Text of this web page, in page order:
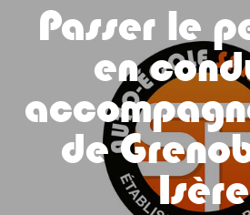
Passer le
en
de
Isère